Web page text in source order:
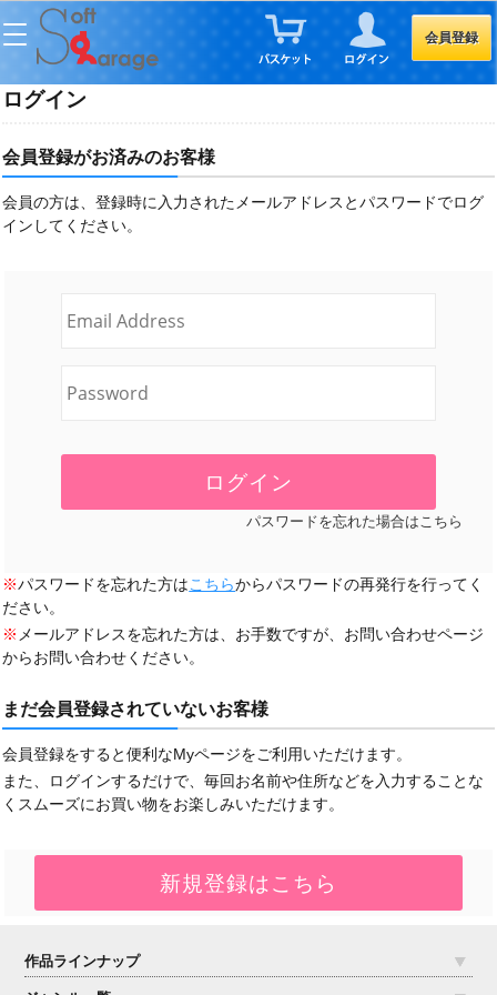
会員登録
ログイン
会員登録がお済みのお客様
会員の方は、登録時に入力されたメールアドレスとパスワードでログ
インしてください。
パスワードを忘れた場合はこちら
※パスワードを忘れた方はこちらからパスワードの再発行を行ってく
ださい。
※ メールアドレスを忘れた方は、お手数ですが、お問い合わせページ
からお問い合わせください。
まだ会員登録されていないお客様
会員登録をすると便利なMyページをご利用いただけます。
また、ログインするだけで、毎回お名前や住所などを入力することな
くスムーズにお買い物をお楽しみいただけます。
作品ラインナップ